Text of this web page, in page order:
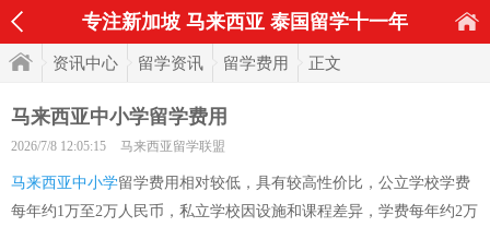
专注新加坡 马来西亚 泰国留学十一年
资讯中心 留学资讯 留学费用 正文
马来西亚中小学留学费用
2026/7/8 12:05:15 马来西亚留学联盟
马来西亚中小学留学费用相对较低，具有较高性价比，公立学校学费
每年约1万至2万人民币，私立学校因设施和课程差异，学费每年约2万